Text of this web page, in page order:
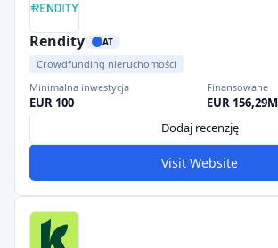
Rendity AT
Crowdfunding nieruchomości
Minimalna inwestycja
EUR 100
Finansowane
EUR 156,29M
Dodaj recenzję
Visit Website